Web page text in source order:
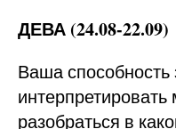
ДЕВА (24.08-22.09)
Ваша способность
разобраться в